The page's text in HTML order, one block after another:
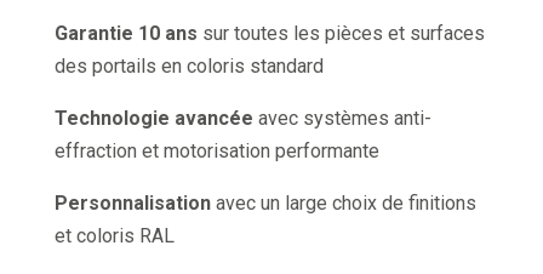
Garantie 10 ans sur toutes les pièces et surfaces
des portails en coloris standard
Technologie avancée avec systèmes anti-
effraction et motorisation performante
Personnalisationavec un large choix de finitions
et coloris RAL